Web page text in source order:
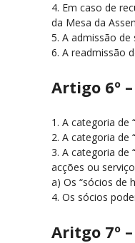
4. Em caso de
da Mesa da
5. A admissão
6. A readmissão
Artigo 6º
1. A categoria de
2. A categoria de
3. A categoria de
acções ou
a) Os “sócios de
4. Os sócios
Aritgo 7º